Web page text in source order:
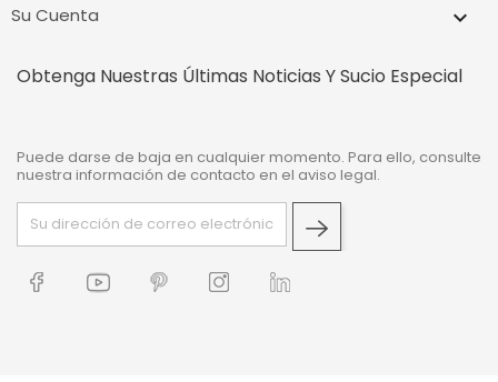
Su Cuenta 
Obtenga Nuestras Últimas Noticias Y Sucio Especial
Puede darse de baja en cualquier momento. Para ello, consulte
nuestra información de contacto en el aviso legal.